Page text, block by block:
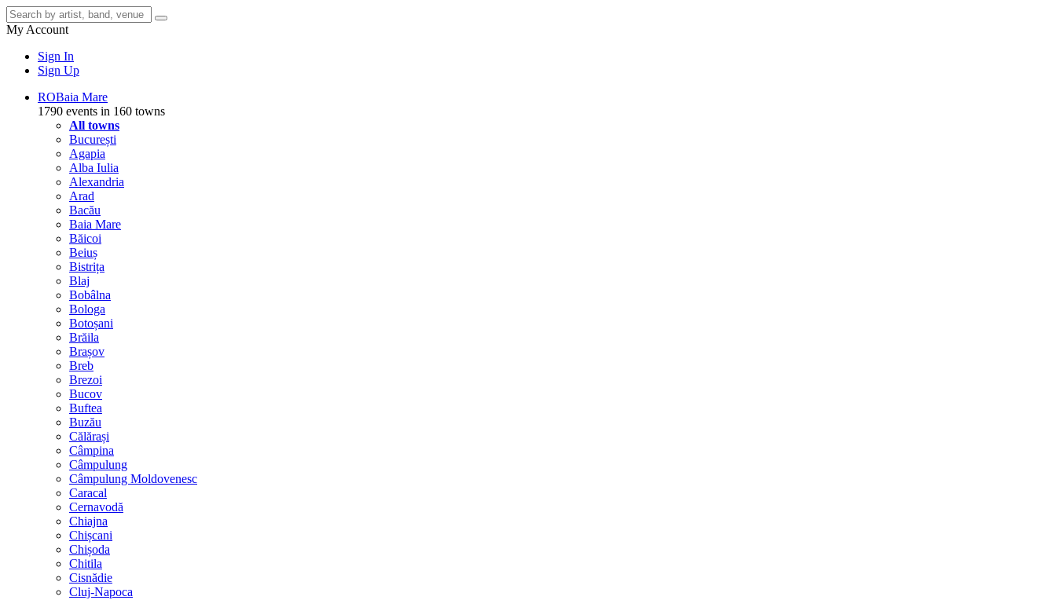
My Account
Sign In
Sign Up
ROBaia Mare
1790 events in 160 towns
All towns
București
Agapia
Alba Iulia
Alexandria
Arad
Bacău
Baia Mare
Băicoi
Beiuș
Bistrița
Blaj
Bobâlna
Bologa
Botoșani
Brăila
Brașov
Breb
Brezoi
Bucov
Buftea
Buzău
Călărași
Câmpina
Câmpulung
Câmpulung Moldovenesc
Caracal
Cernavodă
Chiajna
Chișcani
Chișoda
Chitila
Cisnădie
Cluj-Napoca